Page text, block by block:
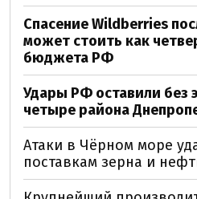
Спасение Wildberries
может стоить как
бюджета РФ
Удары РФ оставили без
четыре района
Атаки в Чёрном море
поставкам зерна и